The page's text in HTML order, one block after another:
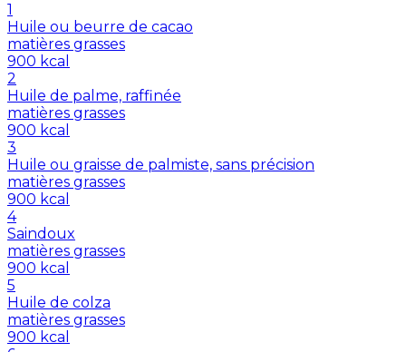
1
Huile ou beurre de cacao
matières grasses
900 kcal
2
Huile de palme, raffinée
matières grasses
900 kcal
3
Huile ou graisse de palmiste, sans précision
matières grasses
900 kcal
4
Saindoux
matières grasses
900 kcal
5
Huile de colza
matières grasses
900 kcal